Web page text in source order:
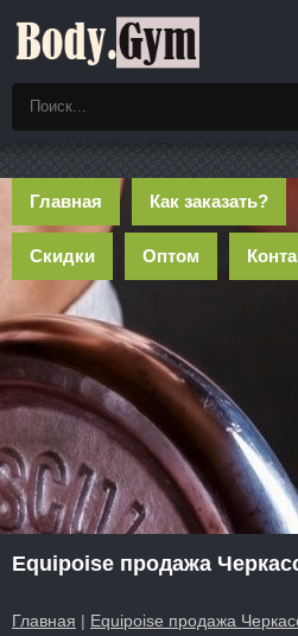
Главная Как заказать?
Скидки Оптом
Equipoise продажа
Главная | Equipoise продажа